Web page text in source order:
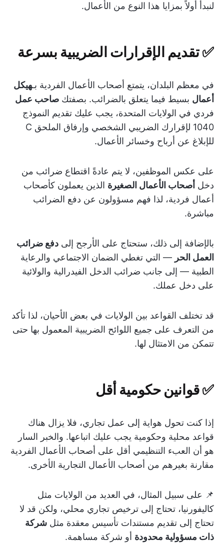
لنبدأ أولاً بمزايا هذا النوع من الأعمال.
✅ تقديم الإقرارات الضريبية بسرعة
في معظم البلدان، يتمتع أصحاب الأعمال الفردية بـهيكل
أعمال بسيط فيما يتعلق بالضرائب. بصفتك صاحب عمل
فردي في الولايات المتحدة، يجب عليك تقديم النموذج
1040 لإقرارك الضريبي الشخصي وإرفاق الملحق C
للإبلاغ عن أرباح وخسائر الأعمال.
على عكس الموظفين، لا يتم عادةً اقتطاع ضرائب من
دخل أصحاب الأعمال الصغيرة الذين يعملون كأصحاب
أعمال فردية، لذا فهم مسؤولون عن دفع الضرائب
مباشرة.
بالإضافة إلى ذلك، ستحتاج على الأرجح إلى دفع ضرائب
العمل الحر — التي تغطي الضمان الاجتماعي والرعاية
الطبية — إلى جانب ضرائب الدخل الفيدرالية والولائية
على دخل عملك.
قد تختلف القواعد بين الولايات في بعض الأحيان، لذا تأكد
من التعرف على جميع اللوائح الضريبية المعمول بها حتى
تتمكن من الامتثال لها.
✅ قوانين حكومية أقل
إذا كنت تحول هواية إلى عمل تجاري، فلا يزال هناك
قواعد محلية وحكومية يجب عليك اتباعها. والخبر السار
هو أن العبء التنظيمي أقل على أصحاب الأعمال الفردية
مقارنة بغيرهم من أصحاب الأعمال التجارية الأخرى.
📌 على سبيل المثال، في العديد من الولايات مثل
كاليفورنيا، تحتاج إلى ترخيص تجاري محلي، ولكن قد لا
تحتاج إلى تقديم مستندات تأسيس معقدة مثل شركة
ذات مسؤولية محدودة أو شركة مساهمة.